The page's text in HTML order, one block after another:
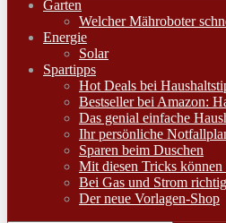
Garten
Welcher Mähroboter
Energie
Solar
Spartipps
Hot Deals bei
Bestseller bei Amazon:
Das genial einfache
Ihr persönliche
Sparen beim Duschen
Mit diesen Tricks können
Bei Gas und Strom
Der neue Vorlagen-Shop